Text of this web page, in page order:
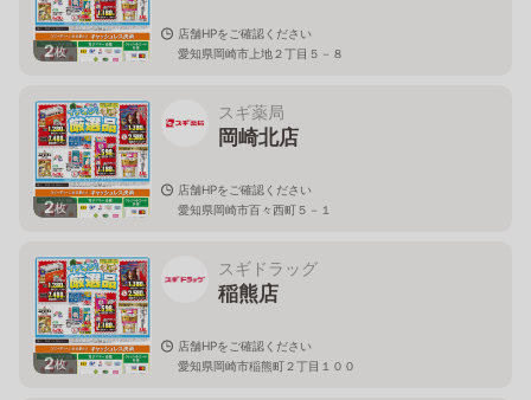
2枚
店舗HPをご確認ください
愛知県岡崎市上地２丁目５－８
2枚
スギ薬局
岡崎北店
店舗HPをご確認ください
愛知県岡崎市百々西町５－１
2枚
スギドラッグ
稲熊店
店舗HPをご確認ください
愛知県岡崎市稲熊町２丁目１００